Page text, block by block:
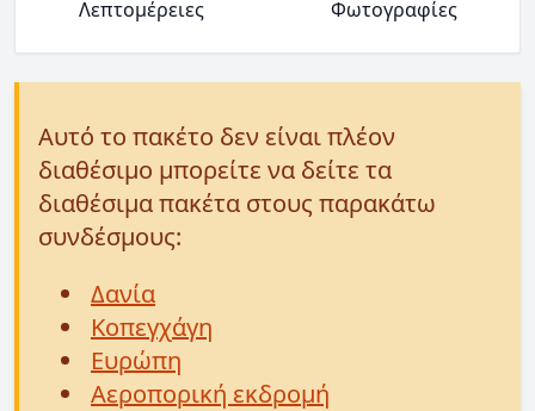
Λεπτομέρειες Φωτογραφίες
Αυτό το πακέτο δεν είναι πλέον
διαθέσιμο μπορείτε να δείτε τα
διαθέσιμα πακέτα στους παρακάτω
συνδέσμους:
Δανία
Κοπεγχάγη
Ευρώπη
Αεροπορική εκδρομή